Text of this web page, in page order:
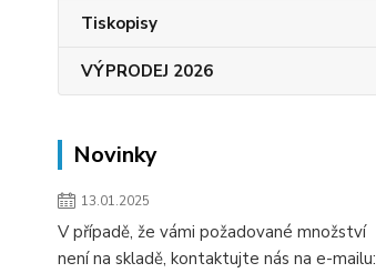
Tiskopisy
VÝPRODEJ 2026
Novinky
13.01.2025
V případě, že vámi požadované množství
není na skladě, kontaktujte nás na e-mailu: